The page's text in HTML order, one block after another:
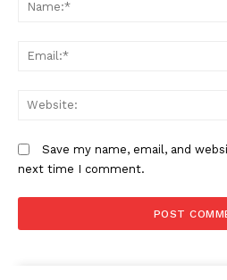
Save my name, email, and
next time I comment.